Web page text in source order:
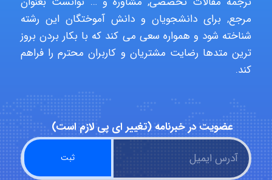
Poubakhtiari
hosein abdolvand
مرجع, برای دانشجویان و دانش آموختگان این رشته
شناخته شود و همواره سعی می کند که با بکار بردن بروز
ترین متدها رضایت مشتریان و کاربران محترم را فراهم
کند.
عضویت در خبرنامه (تغییر ای پی لازم است)